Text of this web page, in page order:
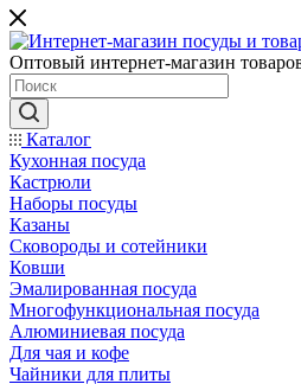
Оптовый интернет-магазин
Каталог
Кухонная посуда
Кастрюли
Наборы посуды
Казаны
Сковороды и сотейники
Ковши
Эмалированная посуда
Многофункциональная посуда
Алюминиевая посуда
Для чая и кофе
Чайники для плиты